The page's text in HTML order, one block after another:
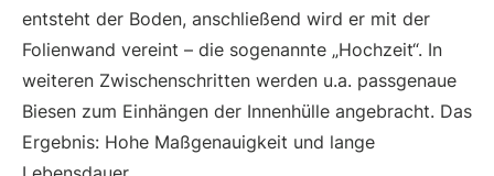
entsteht der Boden, anschließend wird er mit der
Folienwand vereint – die sogenannte „Hochzeit“. In
weiteren Zwischenschritten werden u.a. passgenaue
Biesen zum Einhängen der Innenhülle angebracht. Das
Ergebnis: Hohe Maßgenauigkeit und lange